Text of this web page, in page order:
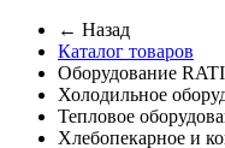
← Назад
Каталог товаров
Оборудование
Холодильное
Тепловое
Хлебопекарное и